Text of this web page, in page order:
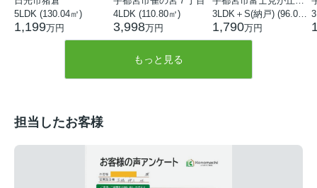
5LDK (130.04㎡)
1,199万円
4LDK (110.80㎡)
3,998万円 1,790万円
もっと見る
担当したお客様